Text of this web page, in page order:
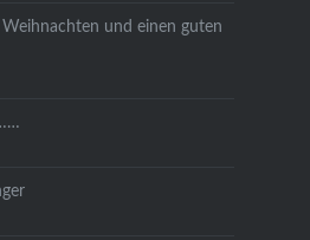
Weihnachten und einen guten